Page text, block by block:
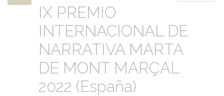
IX PREMIO
INTERNACIONAL DE
NARRATIVA MARTA
DE MONT MARÇAL
2022 (España)